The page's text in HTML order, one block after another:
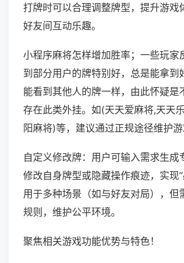
打牌时可以合理调整牌型，提升游戏
好友间互动乐趣。
小程序麻将怎样增加胜率；一些玩家
到部分用户的牌特别好，总是能拿到
能看到其他人的牌一样，由此怀疑是
存在此类外挂。如(天天爱麻将,天天
阳麻将)等，建议通过正规途径维护游
自定义修改牌：用户可输入需求生成
修改自身牌型或隐藏操作痕迹，实现
用于多种场景（如与好友对局），但
规则，维护公平环境。
聚焦相关游戏功能优势与特色！